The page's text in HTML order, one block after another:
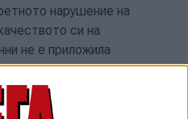
нарушение на
си на
не е приложила
мерки, в
неоторизиран достъп,
на личните